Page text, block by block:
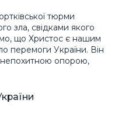
тюрми
зла, свідками якого
що Христос є нашим
перемоги України. Він
непохитною опорою,